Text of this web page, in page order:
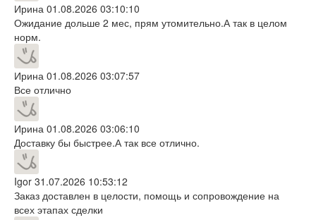
Ирина 01.08.2026 03:10:10
Ожидание дольше 2 мес, прям утомительно.А так в целом
норм.
Ирина 01.08.2026 03:07:57
Все отлично
Ирина 01.08.2026 03:06:10
Доставку бы быстрее.А так все отлично.
Igor 31.07.2026 10:53:12
Заказ доставлен в целости, помощь и сопровождение на
всех этапах сделки